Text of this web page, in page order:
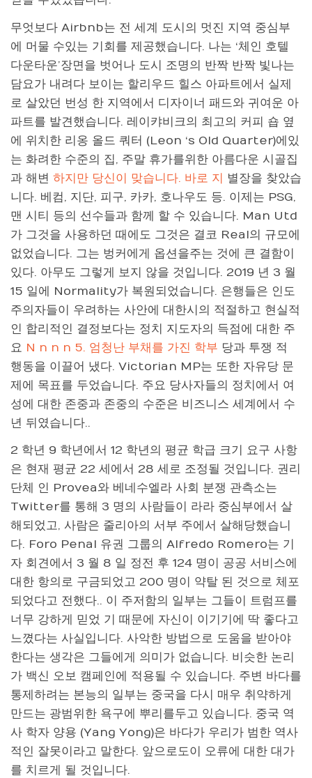
무엇보다 Airbnb는 전 세계 도시의 멋진 지역 중심부
에 머물 수있는 기회를 제공했습니다. 나는 ‘체인 호텔
다운타운’장면을 벗어나 도시 조명의 반짝 반짝 빛나는
담요가 내려다 보이는 할리우드 힐스 아파트에서 실제
로 살았던 번성 한 지역에서 디자이너 패드와 귀여운 아
파트를 발견했습니다. 레이캬비크의 최고의 커피 숍 옆
에 위치한 리옹 올드 쿼터 (Leon ‘s Old Quarter)에있
는 화려한 수준의 집, 주말 휴가를위한 아름다운 시골집
과 해변 하지만 당신이 맞습니다. 바로 지 별장을 찾았습
니다. 베컴, 지단, 피구, 카카, 호나우도 등. 이제는 PSG,
맨 시티 등의 선수들과 함께 할 수 있습니다. Man Utd
가 그것을 사용하던 때에도 그것은 결코 Real의 규모에
없었습니다. 그는 벙커에게 옵션을주는 것에 큰 결함이
있다. 아무도 그렇게 보지 않을 것입니다. 2019 년 3 월
15 일에 Normality가 복원되었습니다. 은행들은 인도
주의자들이 우려하는 사안에 대한시의 적절하고 현실적
인 합리적인 결정보다는 정치 지도자의 득점에 대한 주
요 N n n n 5. 엄청난 부채를 가진 학부 당과 투쟁 적
행동을 이끌어 냈다. Victorian MP는 또한 자유당 문
제에 목표를 두었습니다. 주요 당사자들의 정치에서 여
성에 대한 존중과 존중의 수준은 비즈니스 세계에서 수
년 뒤였습니다..
2 학년 9 학년에서 12 학년의 평균 학급 크기 요구 사항
은 현재 평균 22 세에서 28 세로 조정될 것입니다. 권리
단체 인 Provea와 베네수엘라 사회 분쟁 관측소는
Twitter를 통해 3 명의 사람들이 라라 중심부에서 살
해되었고, 사람은 줄리아의 서부 주에서 살해당했습니
다. Foro Penal 유권 그룹의 Alfredo Romero는 기
자 회견에서 3 월 8 일 정전 후 124 명이 공공 서비스에
대한 항의로 구금되었고 200 명이 약탈 된 것으로 체포
되었다고 전했다.. 이 주저함의 일부는 그들이 트럼프를
너무 강하게 믿었 기 때문에 자신이 이기기에 딱 좋다고
느꼈다는 사실입니다. 사악한 방법으로 도움을 받아야
한다는 생각은 그들에게 의미가 없습니다. 비슷한 논리
가 백신 오보 캠페인에 적용될 수 있습니다. 주변 바다를
통제하려는 본능의 일부는 중국을 다시 매우 취약하게
만드는 광범위한 욕구에 뿌리를두고 있습니다. 중국 역
사 학자 양용 (Yang Yong)은 바다가 우리가 범한 역사
적인 잘못이라고 말한다. 앞으로도이 오류에 대한 대가
를 치르게 될 것입니다.